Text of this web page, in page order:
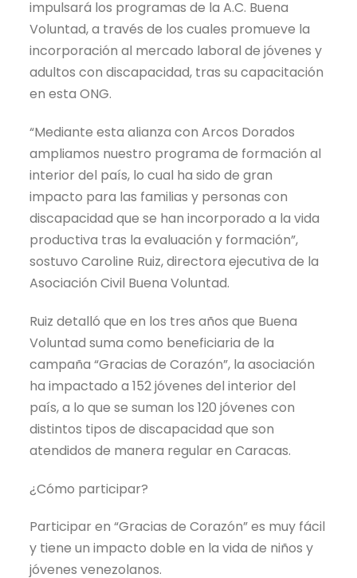
impulsará los programas de la A.C. Buena
Voluntad, a través de los cuales promueve la
incorporación al mercado laboral de jóvenes y
adultos con discapacidad, tras su capacitación
en esta ONG.
“Mediante esta alianza con Arcos Dorados
ampliamos nuestro programa de formación al
interior del país, lo cual ha sido de gran
impacto para las familias y personas con
discapacidad que se han incorporado a la vida
productiva tras la evaluación y formación”,
sostuvo Caroline Ruiz, directora ejecutiva de la
Asociación Civil Buena Voluntad.
Ruiz detalló que en los tres años que Buena
Voluntad suma como beneficiaria de la
campaña “Gracias de Corazón”, la asociación
ha impactado a 152 jóvenes del interior del
país, a lo que se suman los 120 jóvenes con
distintos tipos de discapacidad que son
atendidos de manera regular en Caracas.
¿Cómo participar?
Participar en “Gracias de Corazón” es muy fácil
y tiene un impacto doble en la vida de niños y
jóvenes venezolanos.